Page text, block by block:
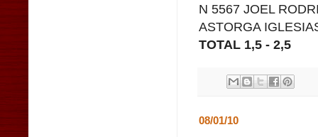
N 5567 JOEL
ASTORGA
TOTAL 1,5 - 2,5
08/01/10